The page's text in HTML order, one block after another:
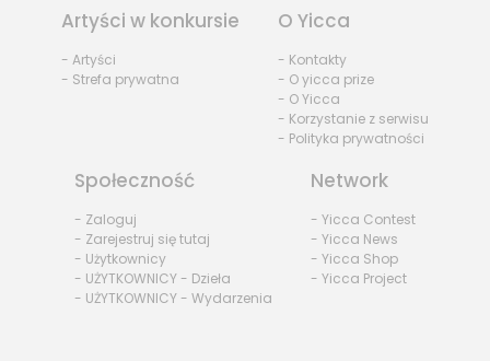
Artyści w konkursie
- Artyści
- Strefa prywatna
O Yicca
- Kontakty
- O yicca prize
- O Yicca
- Korzystanie z serwisu
- Polityka prywatności
Społeczność
- Zaloguj
- Zarejestruj się tutaj
- Użytkownicy
- UŻYTKOWNICY - Dzieła
- UŻYTKOWNICY - Wydarzenia
Network
- Yicca Contest
- Yicca News
- Yicca Shop
- Yicca Project